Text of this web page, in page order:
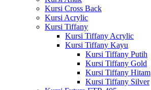
Kursi Cross Back
Kursi Acrylic
Kursi Tiffany
Kursi Tiffany Acrylic
Kursi Tiffany Kayu
Kursi Tiffany Putih
Kursi Tiffany Gold
Kursi Tiffany Hitam
Kursi Tiffany Silver